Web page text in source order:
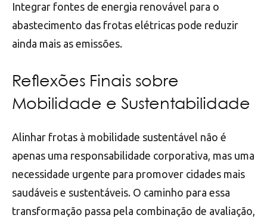
Integrar fontes de energia renovável para o
abastecimento das frotas elétricas pode reduzir
ainda mais as emissões.
Reflexões Finais sobre
Mobilidade e Sustentabilidade
Alinhar frotas à mobilidade sustentável não é
apenas uma responsabilidade corporativa, mas uma
necessidade urgente para promover cidades mais
saudáveis e sustentáveis. O caminho para essa
transformação passa pela combinação de avaliação,